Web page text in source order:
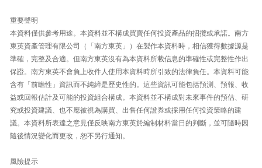
重要聲明
本資料僅供參考用途。本資料並不構成買賣任何投資產品的招攬或承諾。南方
東英資產管理有限公司（「南方東英」）在製作本資料時，相信獲得數據源是
準確，完整及合適。但南方東英沒有為本資料所載信息的準確性或完整性作出
保證。南方東英不會負上收件人使用本資料時所引致的法律負任。本資料可能
含有「前瞻性」資訊而不純綷是歷史性的。這些資訊可能包括預測、預報、收
益或回報估計及可能的投資組合構成。本資料並不構成對未來事件的預估、研
究或投資建議、也不應被視為購買、出售任何證券或採用任何投資策略的建
議。本資料所表達之意見僅反映南方東英於編制材料當日的判斷，並可隨時因
隨後情況變化而更改，恕不另行通知。
風險提示